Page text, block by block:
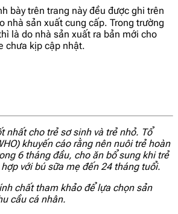
24 mg
1.7 mg
1.1 mcg
bày trên trang này đều được ghi trên
nhà sản xuất cung cấp. Trong trường
là do nhà sản xuất ra bản mới cho
chưa kịp cập nhật.
nhất cho trẻ sơ sinh và trẻ nhỏ. Tổ
khuyến cáo rằng nên nuôi trẻ hoàn
6 tháng đầu, cho ăn bổ sung khi trẻ
với bú sữa mẹ đến 24 tháng tuổi.
chất tham khảo để lựa chọn sản
cầu cá nhân.